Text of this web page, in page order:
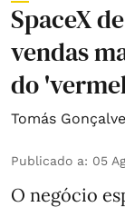
SpaceX
vendas
do
Tomás
Publicado a: 05
O negócio